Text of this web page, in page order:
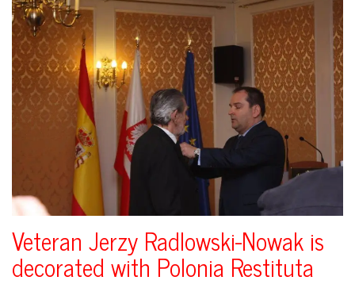
Veteran Jerzy Radlowski-Nowak is
decorated with Polonia Restituta